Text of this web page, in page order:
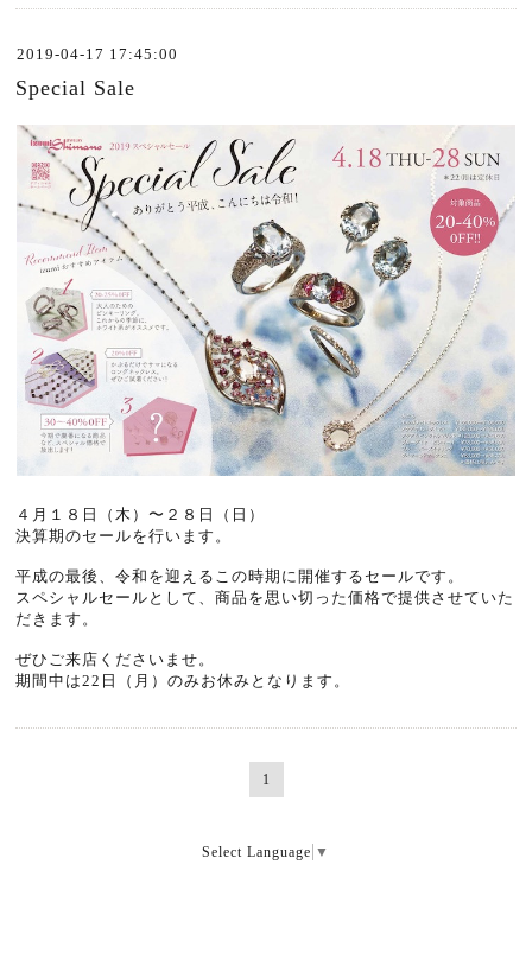
2019-04-17 17:45:00
Special Sale
４月１８日（木）〜２８日（日）
決算期のセールを行います。
平成の最後、令和を迎えるこの時期に開催するセールです。
スペシャルセールとして、商品を思い切った価格で提供させていた
だきます。
ぜひご来店くださいませ。
期間中は22日（月）のみお休みとなります。
1
Select Language ▼